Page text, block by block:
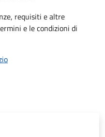
requisiti e altre
e le condizioni di